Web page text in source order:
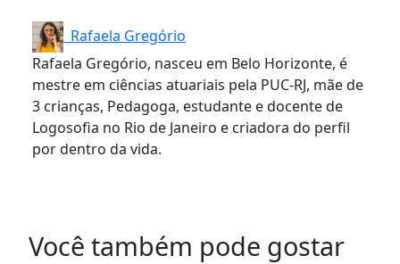
Rafaela Gregório
Rafaela Gregório, nasceu em Belo Horizonte, é
mestre em ciências atuariais pela PUC-RJ, mãe de
3 crianças, Pedagoga, estudante e docente de
Logosofia no Rio de Janeiro e criadora do perfil
por dentro da vida.
Você também pode gostar